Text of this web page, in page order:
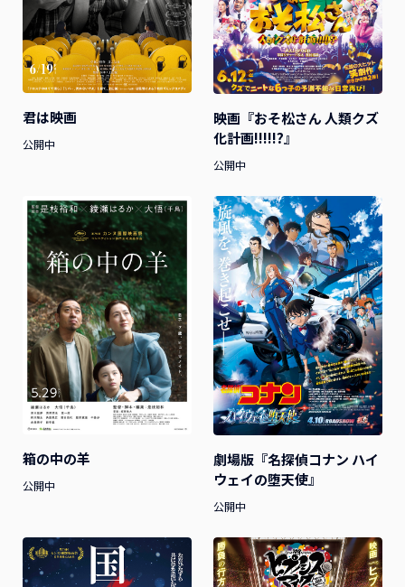
君は映画
公開中
映画『おそ松さん 人類クズ
化計画!!!!!?』
公開中
箱の中の羊
公開中
劇場版『名探偵コナン ハイ
ウェイの堕天使』
公開中